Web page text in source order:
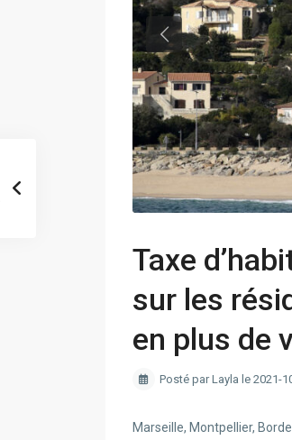
Taxe
sur les
en plus de
Posté par Layla le 2021-
Marseille, Montpellier,